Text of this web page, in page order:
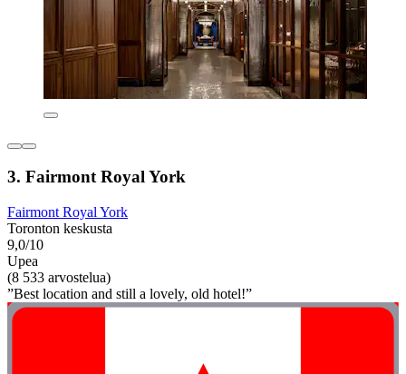
3. Fairmont Royal York
Fairmont Royal York
Toronton keskusta
9,0/10
Upea
(8 533 arvostelua)
”Best location and still a lovely, old hotel!”